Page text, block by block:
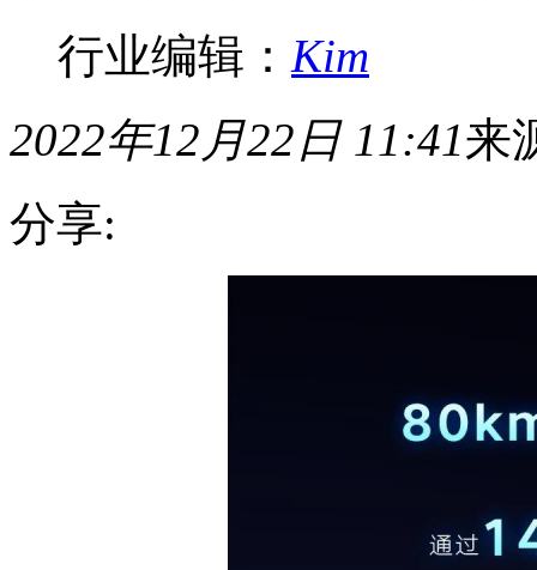
行业编辑： Kim
2022年12月22日 11:41来
分享: